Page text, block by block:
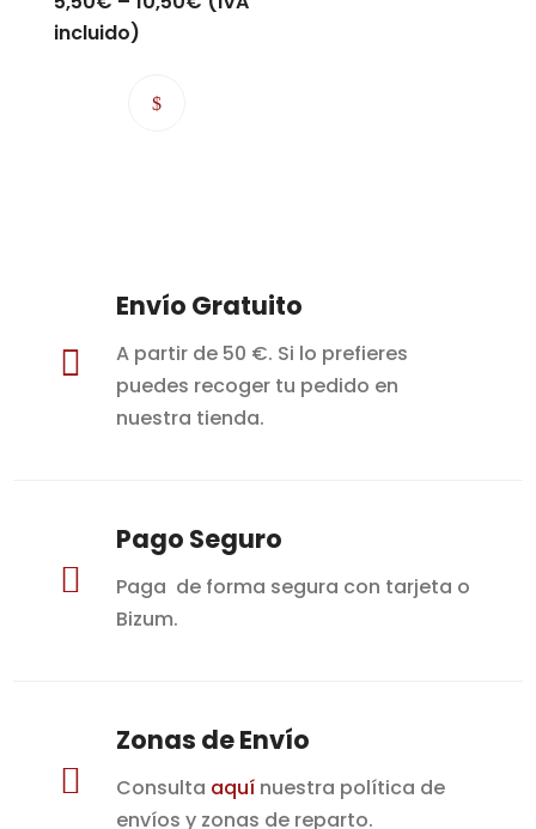
incluido)

Envío Gratuito
A partir de 50 €. Si lo prefieres
puedes recoger tu pedido en
nuestra tienda.

Pago Seguro
Paga de forma segura con tarjeta o
Bizum.

Zonas de Envío
Consulta aquínuestra política de
envíos y zonas de reparto.